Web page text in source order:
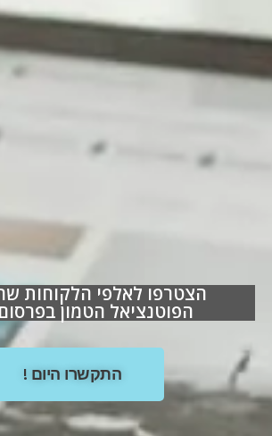
הצטרפו לאלפי הלקוחות
הפוטנציאל הטמון
התקשרו היום !